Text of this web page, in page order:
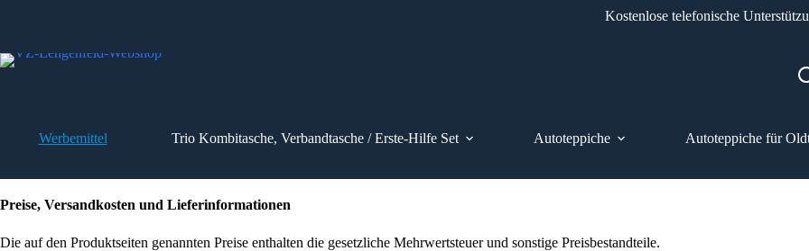
Kostenlose telefonische
Werbemittel Trio Kombitasche, Verbandtasche / Erste-Hilfe Set Autoteppiche Autoteppiche für
Preise, Versandkosten und Lieferinformationen
Die auf den Produktseiten genannten Preise enthalten die gesetzliche Mehrwertsteuer und sonstige Preisbestandteile.